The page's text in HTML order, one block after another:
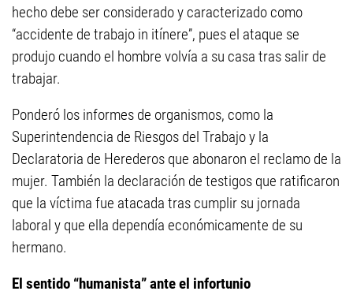
hecho debe ser considerado y caracterizado como
“accidente de trabajo in itínere”, pues el ataque se
produjo cuando el hombre volvía a su casa tras salir de
trabajar.
Ponderó los informes de organismos, como la
Superintendencia de Riesgos del Trabajo y la
Declaratoria de Herederos que abonaron el reclamo de la
mujer. También la declaración de testigos que ratificaron
que la víctima fue atacada tras cumplir su jornada
laboral y que ella dependía económicamente de su
hermano.
El sentido “humanista” ante el infortunio